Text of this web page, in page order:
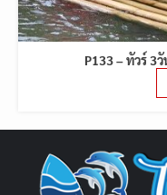
P133 – ทัวร์ 3